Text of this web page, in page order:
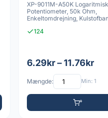
XP-9011M-A50K Logaritmisk
Potentiometer, 50k Ohm,
Enkeltomdrejning,
124
6.29kr – 11.76kr
Mængde: Min: 1